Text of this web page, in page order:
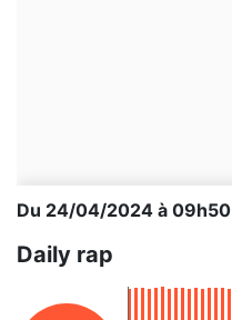
Du 24/04/2024 à 09h50
Daily rap